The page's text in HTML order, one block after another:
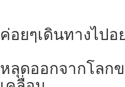
ค่อยๆเดินทางไปอ
หลุดออกจากโลก